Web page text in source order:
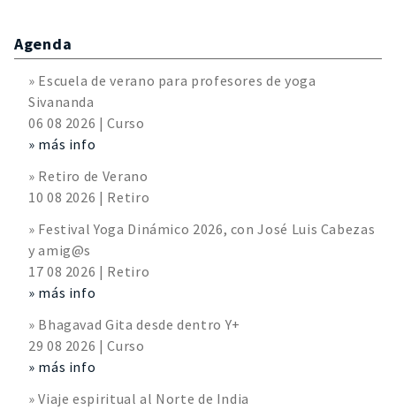
Agenda
» Escuela de verano para profesores de yoga
Sivananda
06 08 2026 | Curso
» más info
» Retiro de Verano
10 08 2026 | Retiro
» Festival Yoga Dinámico 2026, con José Luis Cabezas
y amig@s
17 08 2026 | Retiro
» más info
» Bhagavad Gita desde dentro Y+
29 08 2026 | Curso
» más info
» Viaje espiritual al Norte de India